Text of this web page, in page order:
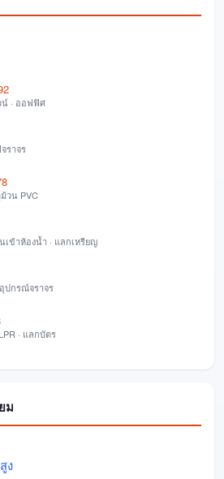
· ออฟฟิศ
ราจร
วน PVC
เข้าห้องน้ำ · แลกเหรียญ
อุปกรณ์จราจร
· แลกบัตร
ม
ง